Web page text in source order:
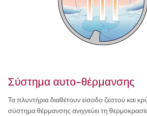
Σύστημα αυτο-θέρμανσης
Τα πλυντήρια διαθέτουν είσοδο ζεστού και
σύστημα θέρμανσης ανιχνεύει τη